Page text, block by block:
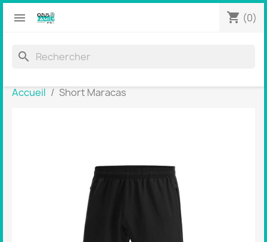
 shopping_cart (0)
search
Accueil Short Maracas